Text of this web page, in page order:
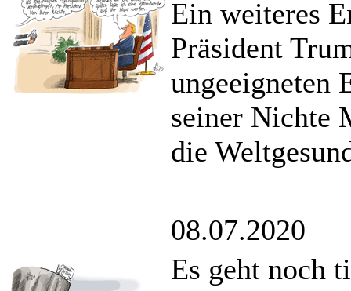
Ein weiteres
Präsident
ungeeigneten
seiner Nichte
die
08.07.2020
Es geht noch